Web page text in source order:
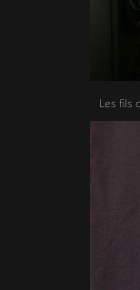
Les fils